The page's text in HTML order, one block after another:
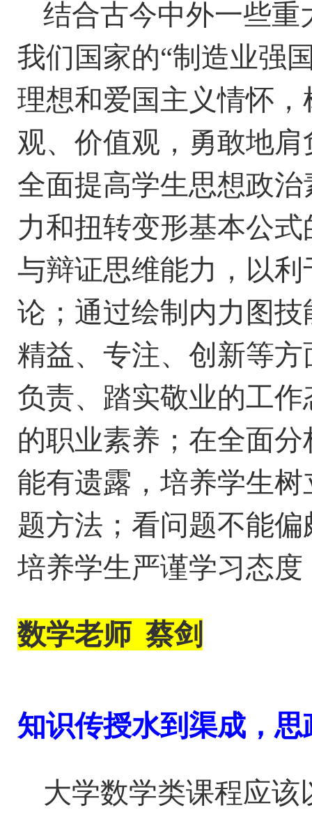
结合古今中外一些
我们国家的“制造业强
理想和爱国主义情怀
观、价值观，勇敢地
全面提高学生思想政
力和扭转变形基本公
与辩证思维能力，以
论；通过绘制内力图
精益、专注、创新等
负责、踏实敬业的工
的职业素养；在全面
能有遗露，培养学生
题方法；看问题不能
培养学生严谨学习态
数学老师 蔡剑
知识传授水到渠成，
大学数学类课程应该